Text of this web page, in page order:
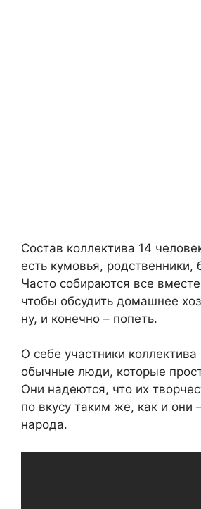
Состав коллектива 14
есть кумовья, родственники,
Часто собираются все
чтобы обсудить домашнее
ну, и конечно – попеть.
О себе участники
обычные люди, которые
Они надеются, что их
по вкусу таким же, как и они
народа.